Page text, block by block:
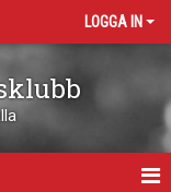
LOGGA IN